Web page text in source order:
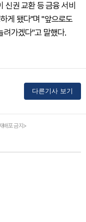
신권 교환 등 금융 서비
게 됐다"며 "앞으로도
려가겠다"고 말했다.
다른기사 보기
배포 금지>